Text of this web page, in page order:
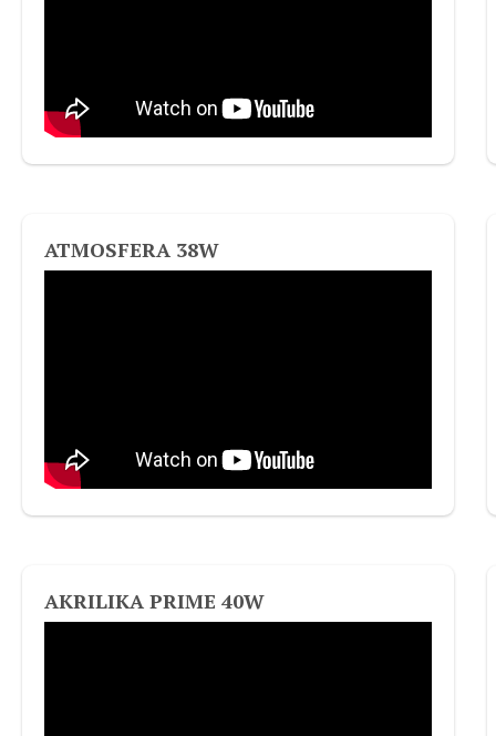
ATMOSFERA 38W
AKRILIKA PRIME 40W